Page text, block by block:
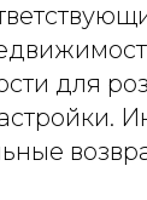
для